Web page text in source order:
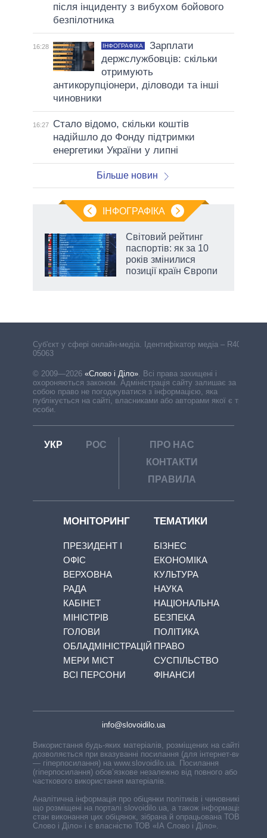
після інциденту з вибухом бойового
безпілотника
16:28 ІНФОГРАФІКА
Зарплати
держслужбовців: скільки
отримують
антикорупціонери, діловоди та інші
чиновники
16:27
Стало відомо, скільки коштів
надійшло до Фонду підтримки
енергетики України у липні
Більше новин
ІНФОГРАФІКА
Світовий рейтинг
паспортів: як за 10
років змінилися
позиції країн Європи
Cуб'єкт у сфері онлайн-медіа. Ідентифікатор медіа – R40-
05063
© 2009—2026 «Слово і Діло»
Всі права захищені і
охороняються законом. Адміністрація сайту залишає за
собою право не погоджуватися з інформацією, яка
публікується на сайті, власниками або авторами якої є треті
особи.
УКР РОС
ПРО НАС
КОНТАКТИ
ПРАВИЛА
МОНІТОРИНГ
ПРЕЗИДЕНТ І
ОФІС
ВЕРХОВНА
РАДА
КАБІНЕТ
МІНІСТРІВ
ГОЛОВИ
ОБЛАДМІНІСТРАЦІЙ
МЕРИ МІСТ
ВСІ ПЕРСОНИ
ТЕМАТИКИ
БІЗНЕС
ЕКОНОМІКА
КУЛЬТУРА
НАУКА
НАЦІОНАЛЬНА
БЕЗПЕКА
ПОЛІТИКА
ПРАВО
СУСПІЛЬСТВО
ФІНАНСИ
info@slovoidilo.ua
Використання будь-яких матеріалів, розміщених на сайті,
дозволяється при вказуванні посилання (для інтернет-видань
— гіперпосилання) на www.slovoidilo.ua. Посилання
(гіперпосилання) обов’язкове незалежно від повного або
часткового використання матеріалів.
Аналітична інформація про обіцянки політиків і чиновників,
що розміщені на порталі slovoidilo.ua, а також інформація про
стан виконання цих обіцянок, зібрана й опрацьована ТОВ «ІА
Слово і Діло» і є власністю ТОВ «ІА Слово і Діло».